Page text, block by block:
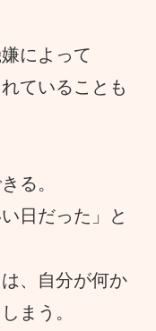
によって
ていることも
る。
日だった」と
、自分が何か
まう。